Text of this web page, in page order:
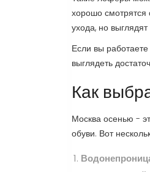
хорошо
ухода, но
Если вы
выглядеть
Как
Москва осенью -
обуви. Вот